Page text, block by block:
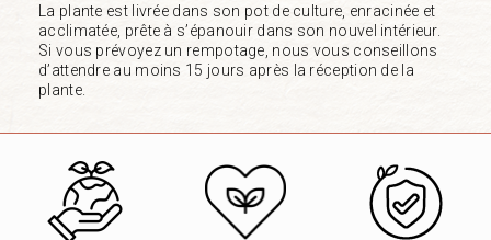
La plante est livrée dans son pot de culture, enracinée et
acclimatée, prête à s’épanouir dans son nouvel intérieur.
Si vous prévoyez un rempotage, nous vous conseillons
d’attendre au moins 15 jours après la réception de la
plante.